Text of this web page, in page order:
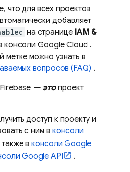
что для всех проектов
добавляет
на странице IAM &
консоли Google Cloud .
метке можно узнать в
вопросов (FAQ) .
— этопроект
доступ к проекту и
с ним в консоли
также в консоли Google
Google API
.